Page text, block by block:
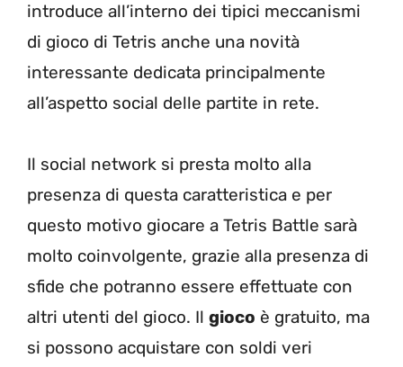
introduce all’interno dei tipici meccanismi
di gioco di Tetris anche una novità
interessante dedicata principalmente
all’aspetto social delle partite in rete.
Il social network si presta molto alla
presenza di questa caratteristica e per
questo motivo giocare a Tetris Battle sarà
molto coinvolgente, grazie alla presenza di
sfide che potranno essere effettuate con
altri utenti del gioco. Il gioco è gratuito, ma
si possono acquistare con soldi veri